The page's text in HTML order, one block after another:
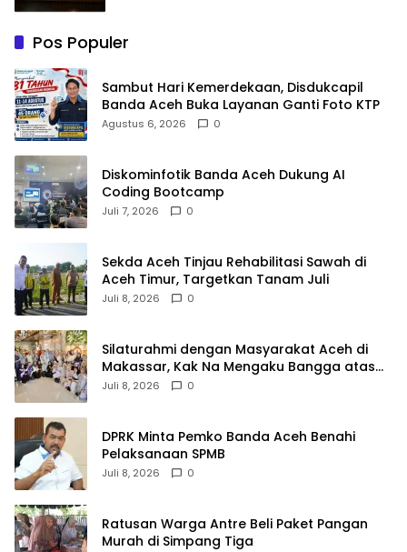
Pos Populer
Sambut Hari Kemerdekaan, Disdukcapil
Banda Aceh Buka Layanan Ganti Foto KTP
Agustus 6, 2026 0
Diskominfotik Banda Aceh Dukung AI
Coding Bootcamp
Juli 7, 2026 0
Sekda Aceh Tinjau Rehabilitasi Sawah di
Aceh Timur, Targetkan Tanam Juli
Juli 8, 2026 0
Silaturahmi dengan Masyarakat Aceh di
Makassar, Kak Na Mengaku Bangga atas
Kekompakan Perantau Aceh
Juli 8, 2026 0
DPRK Minta Pemko Banda Aceh Benahi
Pelaksanaan SPMB
Juli 8, 2026 0
Ratusan Warga Antre Beli Paket Pangan
Murah di Simpang Tiga